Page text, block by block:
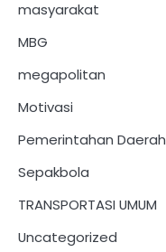
masyarakat
MBG
megapolitan
Motivasi
Pemerintahan Daerah
Sepakbola
TRANSPORTASI UMUM
Uncategorized